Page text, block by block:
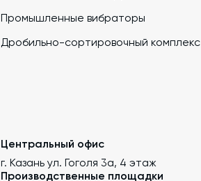
Промышленные вибраторы
Дробильно-сортировочный комплекс
Центральный офис
г. Казань ул. Гоголя 3а, 4 этаж
Производственные площадки